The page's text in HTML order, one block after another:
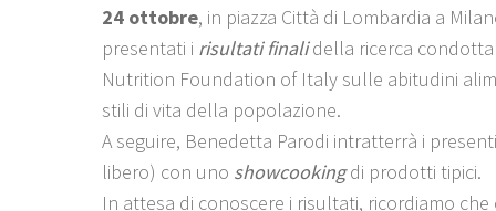
24 ottobre, in piazza Città di Lombardia a
presentati i risultati finalidella ricerca condotta
Nutrition Foundation of Italy sulle abitudini
stili di vita della popolazione.
A seguire, Benedetta Parodi intratterrà i
libero) con uno showcookingdi prodotti tipici.
In attesa di conoscere i risultati, ricordiamo che